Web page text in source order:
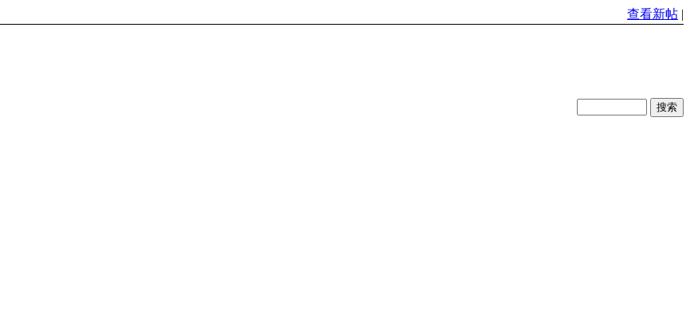
查看新帖 |